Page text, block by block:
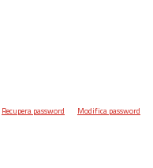
Recupera password Modifica password